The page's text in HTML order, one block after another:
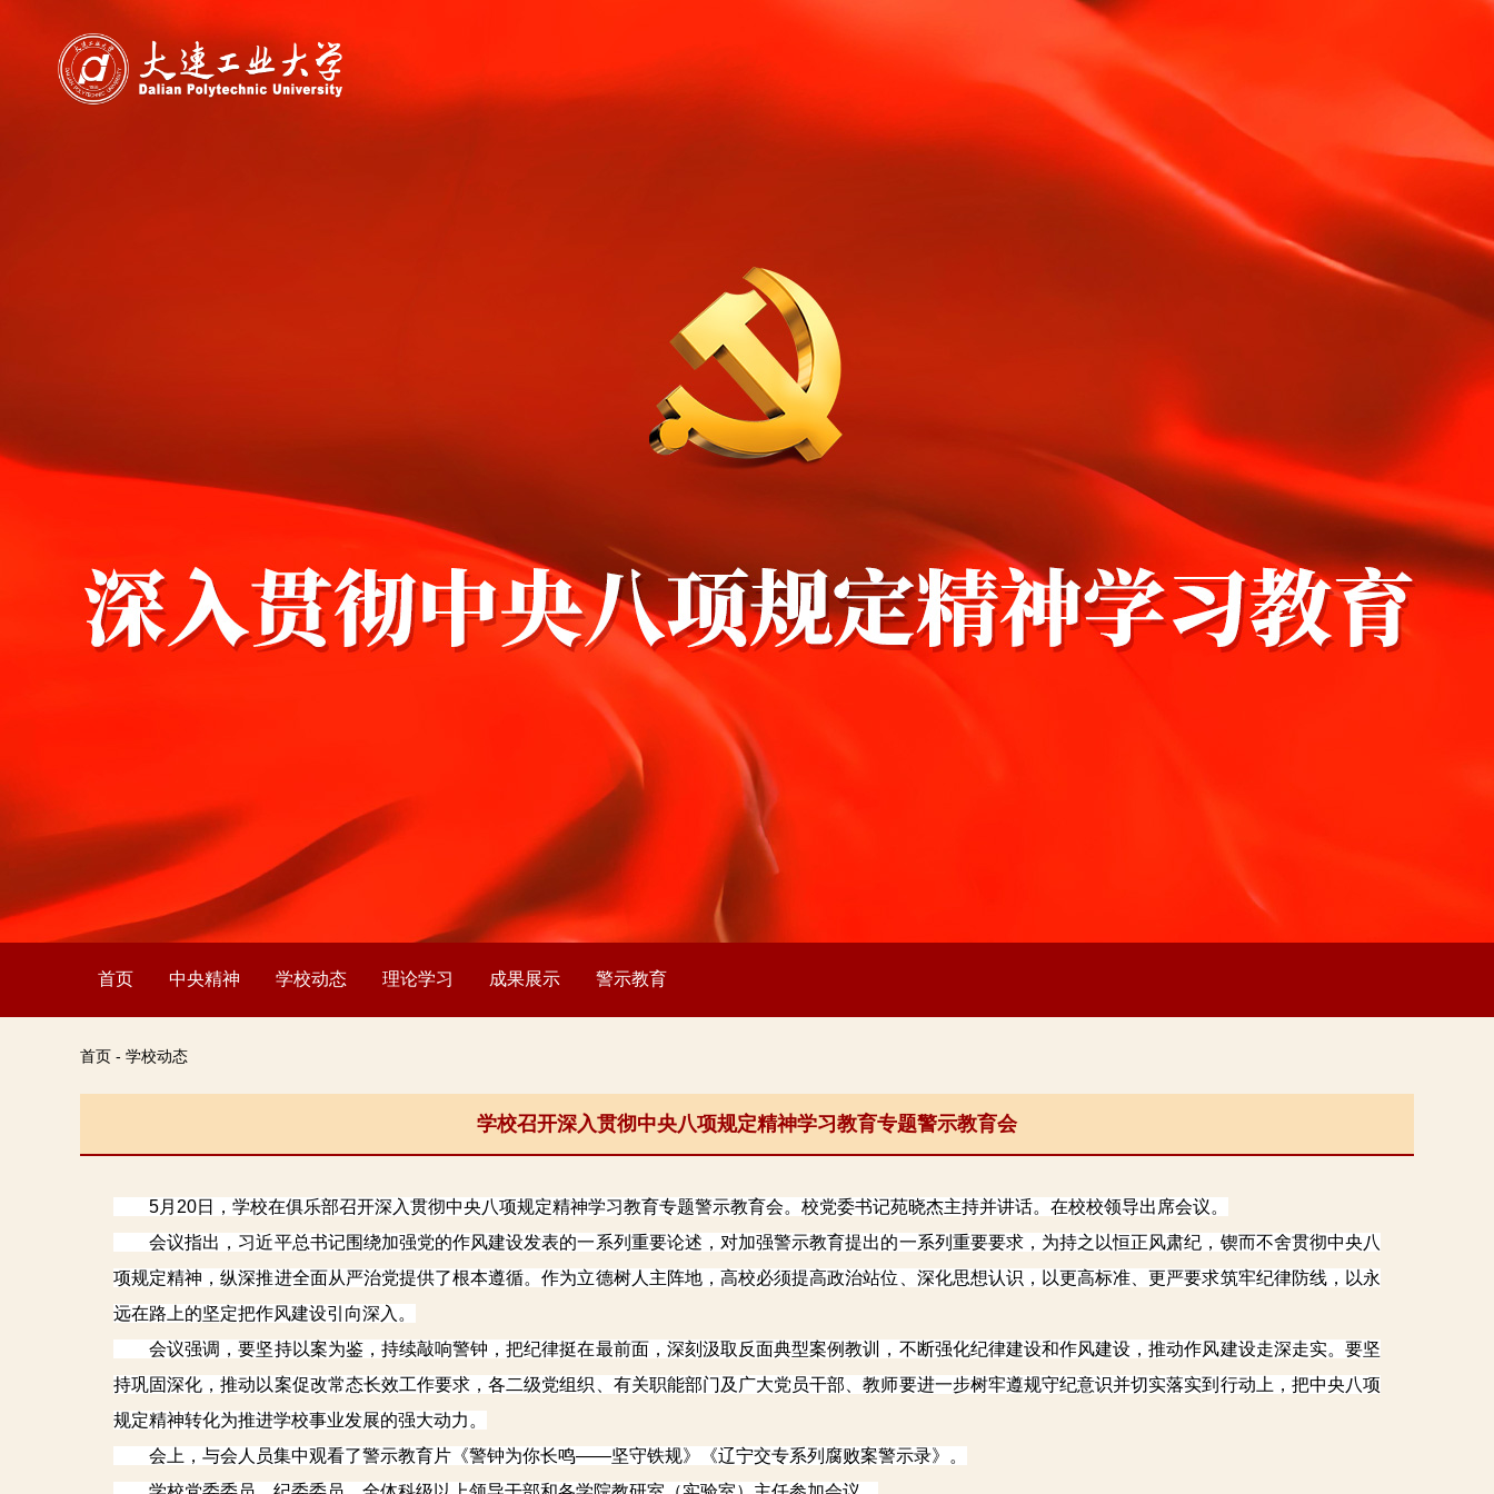
首页 中央精神 学校动态 理论学习 成果展示 警示教育
首页 - 学校动态
学校召开深入贯彻中央八项规定精神学习教育专题警示教育会
5月20日，学校在俱乐部召开深入贯彻中央八项规定精神学习教育专题警示教育会。校党委书记苑晓杰主持并讲话。在校校领导出席会议。
会议指出，习近平总书记围绕加强党的作风建设发表的一系列重要论述，对加强警示教育提出的一系列重要要求，为持之以恒正风肃纪，锲而不舍贯彻中央八
项规定精神，纵深推进全面从严治党提供了根本遵循。作为立德树人主阵地，高校必须提高政治站位、深化思想认识，以更高标准、更严要求筑牢纪律防线，以永
远在路上的坚定把作风建设引向深入。
会议强调，要坚持以案为鉴，持续敲响警钟，把纪律挺在最前面，深刻汲取反面典型案例教训，不断强化纪律建设和作风建设，推动作风建设走深走实。要坚
持巩固深化，推动以案促改常态长效工作要求，各二级党组织、有关职能部门及广大党员干部、教师要进一步树牢遵规守纪意识并切实落实到行动上，把中央八项
规定精神转化为推进学校事业发展的强大动力。
会上，与会人员集中观看了警示教育片《警钟为你长鸣——坚守铁规》《辽宁交专系列腐败案警示录》。